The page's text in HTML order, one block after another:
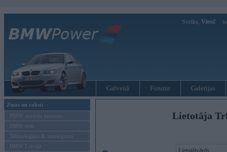
Sveiks, Viesi!
Galvenā Forums Galerijas
Ziņas un raksti
BMW modeļu jaunumi
BMW testi
Tehnoloģijas & sasniegumi
BMW Latvijā
Lietotāja